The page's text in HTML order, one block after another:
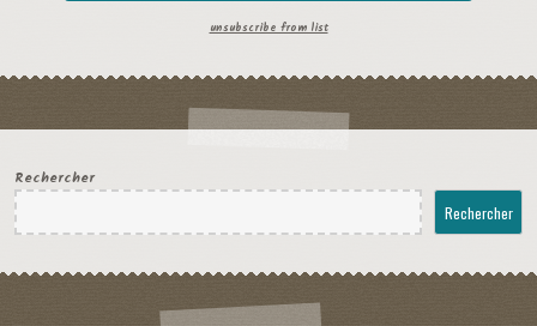
unsubscribe from list
Rechercher
Rechercher